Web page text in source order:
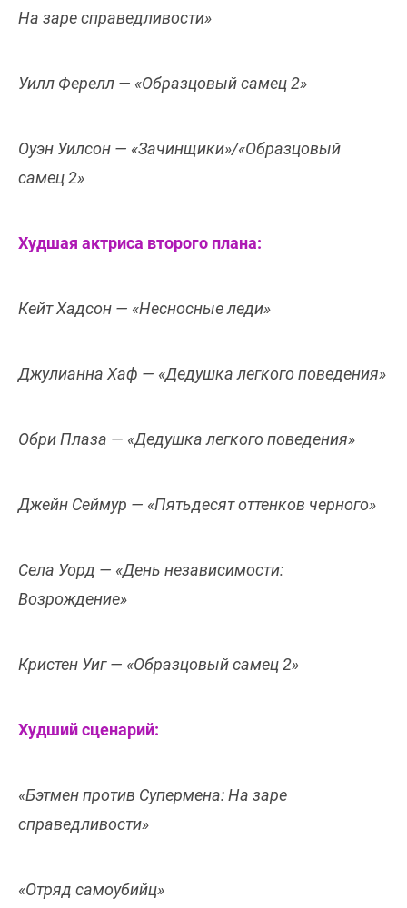
На заре справедливости»
Уилл Ферелл — «Образцовый самец 2»
Оуэн Уилсон — «Зачинщики»/«Образцовый
самец 2»
Худшая актриса второго плана:
Кейт Хадсон — «Несносные леди»
Джулианна Хаф — «Дедушка легкого поведения»
Обри Плаза — «Дедушка легкого поведения»
Джейн Сеймур — «Пятьдесят оттенков черного»
Села Уорд — «День независимости:
Возрождение»
Кристен Уиг — «Образцовый самец 2»
Худший сценарий:
«Бэтмен против Супермена: На заре
справедливости»
«Отряд самоубийц»